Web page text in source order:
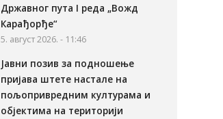
Државног пута I реда „Вожд
Карађорђе“
5. август 2026. - 11:46
Јавни позив за подношење
пријава штете настале на
пољопривредним културама и
објектима на територији